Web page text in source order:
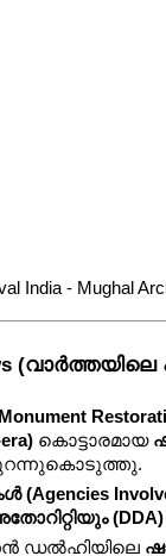
India - Mughal
കൊട്ടാരമായ
അതോറിറ്റിയും (DDA)
ഡൽഹിയിലെ